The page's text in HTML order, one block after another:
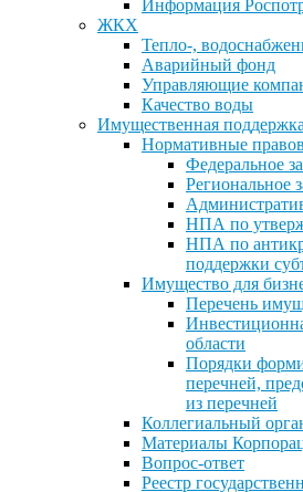
Информация
ЖКХ
Тепло-,
Аварийный фонд
Управляющие
Качество воды
Имущественная
Нормативные
Федеральное
Региональное
НПА по
НПА по
поддержки
Имущество для
Перечень
области
Порядки
перечней,
из перечней
Коллегиальный
Материалы
Вопрос-ответ
Реестр